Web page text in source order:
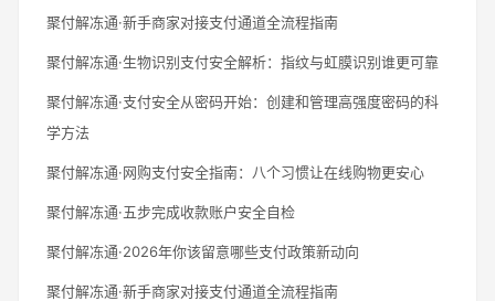
聚付解冻通·新手商家对接支付通道全流程指南
聚付解冻通·生物识别支付安全解析：指纹与虹膜识别谁更可靠
聚付解冻通·支付安全从密码开始：创建和管理高强度密码的科
学方法
聚付解冻通·网购支付安全指南：八个习惯让在线购物更安心
聚付解冻通·五步完成收款账户安全自检
聚付解冻通·2026年你该留意哪些支付政策新动向
聚付解冻通·新手商家对接支付通道全流程指南